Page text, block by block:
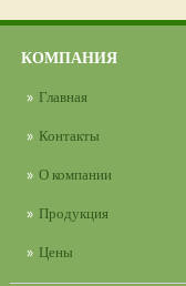
КОМПАНИЯ
Главная
Контакты
О компании
Продукция
Цены